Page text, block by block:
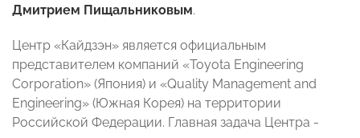
Дмитрием Пищальниковым.
Центр «Кайдзэн» является официальным
представителем компаний «Toyota Engineering
Corporation» (Япония) и «Quality Management and
Engineering» (Южная Корея) на территории
Российской Федерации. Главная задача Центра -